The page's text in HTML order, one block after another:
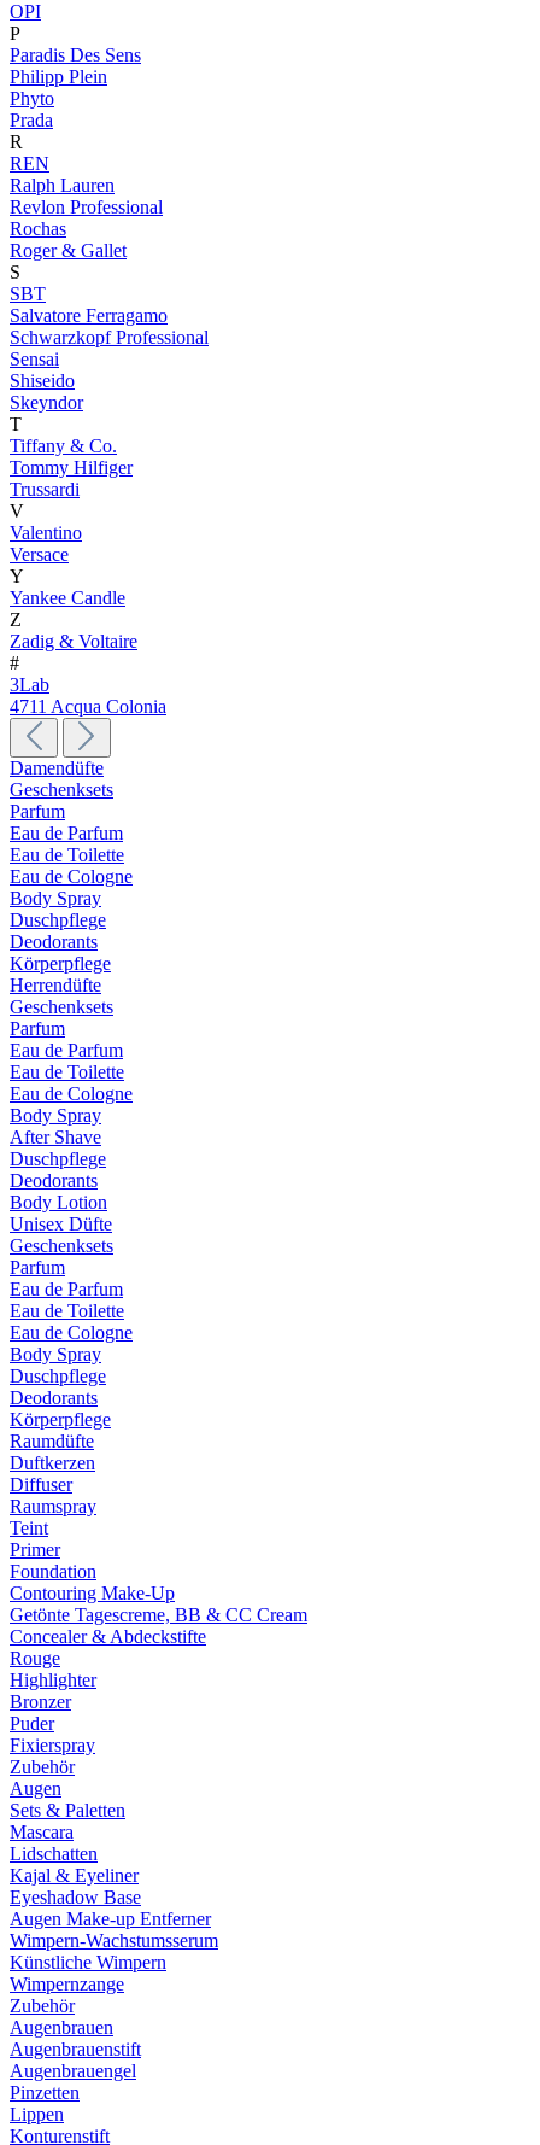
OPI
P
Paradis Des Sens
Philipp Plein
Phyto
Prada
R
REN
Ralph Lauren
Revlon Professional
Rochas
Roger & Gallet
S
SBT
Salvatore Ferragamo
Schwarzkopf Professional
Sensai
Shiseido
Skeyndor
T
Tiffany & Co.
Tommy Hilfiger
Trussardi
V
Valentino
Versace
Y
Yankee Candle
Z
Zadig & Voltaire
#
3Lab
4711 Acqua Colonia
Damendüfte
Geschenksets
Parfum
Eau de Parfum
Eau de Toilette
Eau de Cologne
Body Spray
Duschpflege
Deodorants
Körperpflege
Herrendüfte
Geschenksets
Parfum
Eau de Parfum
Eau de Toilette
Eau de Cologne
Body Spray
After Shave
Duschpflege
Deodorants
Body Lotion
Unisex Düfte
Geschenksets
Parfum
Eau de Parfum
Eau de Toilette
Eau de Cologne
Body Spray
Duschpflege
Deodorants
Körperpflege
Raumdüfte
Duftkerzen
Diffuser
Raumspray
Teint
Primer
Foundation
Contouring Make-Up
Getönte Tagescreme, BB & CC Cream
Concealer & Abdeckstifte
Rouge
Highlighter
Bronzer
Puder
Fixierspray
Zubehör
Augen
Sets & Paletten
Mascara
Lidschatten
Kajal & Eyeliner
Eyeshadow Base
Augen Make-up Entferner
Wimpern-Wachstumsserum
Künstliche Wimpern
Wimpernzange
Zubehör
Augenbrauen
Augenbrauenstift
Augenbrauengel
Pinzetten
Lippen
Konturenstift